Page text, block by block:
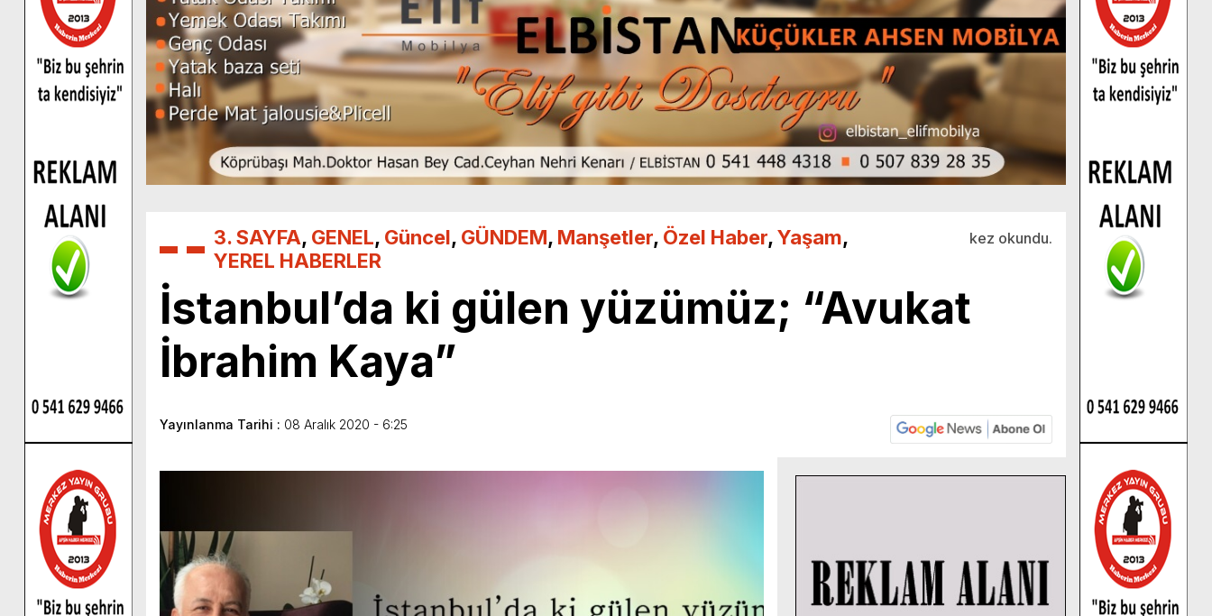
3. SAYFA, GENEL, Güncel, GÜNDEM, Manşetler, Özel Haber,Yaşam,
YEREL HABERLER
kez okundu.
İstanbul’da ki gülen yüzümüz; “Avukat
İbrahim Kaya”
Yayınlanma Tarihi : 08 Aralık 2020 - 6:25